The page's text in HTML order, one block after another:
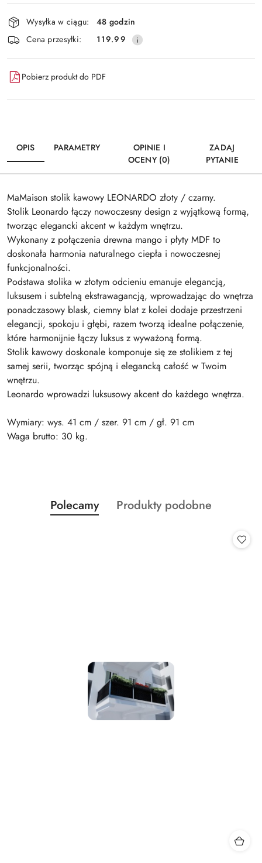
Wyślij
Dostępność
i
dostawa
Wysyłka w ciągu:
48 godzin
Cena przesyłki:
119.99
Pobierz produkt do PDF
OPIS PARAMETRY
OPINIE I
OCENY (0)
ZADAJ
PYTANIE
MaMaison stolik kawowy LEONARDO złoty / czarny.
Stolik Leonardo łączy nowoczesny design z wyjątkową formą,
tworząc elegancki akcent w każdym wnętrzu.
Wykonany z połączenia drewna mango i płyty MDF to
doskonała harmonia naturalnego ciepła i nowoczesnej
funkcjonalności.
Podstawa stolika w złotym odcieniu emanuje elegancją,
luksusem i subtelną ekstrawagancją, wprowadzając do wnętrza
ponadczasowy blask, ciemny blat z kolei dodaje przestrzeni
elegancji, spokoju i głębi, razem tworzą idealne połączenie,
które harmonijnie łączy luksus z wyważoną formą.
Stolik kawowy doskonale komponuje się ze stolikiem z tej
samej serii, tworząc spójną i elegancką całość w Twoim
wnętrzu.
Leonardo wprowadzi luksusowy akcent do każdego wnętrza.
Wymiary: wys. 41 cm / szer. 91 cm / gł. 91 cm
Waga brutto: 30 kg.
Pomiń karuzelę produktów
Produkty
o
Polecamy
Produkty
Produkty podobne